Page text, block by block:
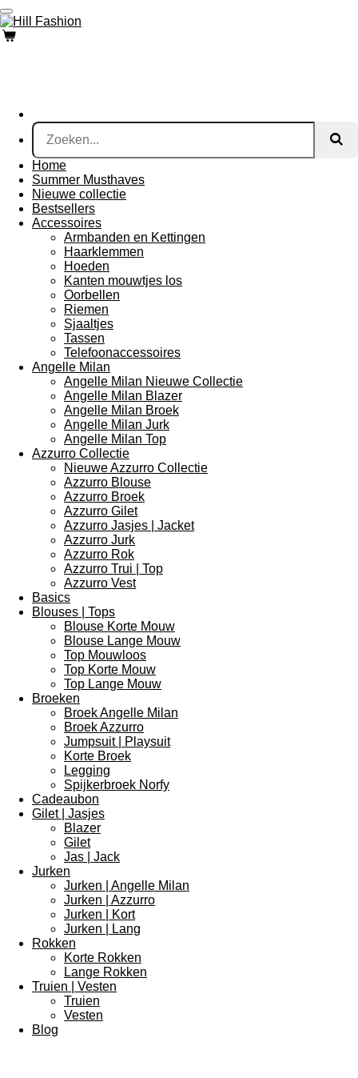
Ga
direct
naar
Home
Summer Musthaves
Nieuwe collectie
Bestsellers
Accessoires
Armbanden en Kettingen
Haarklemmen
Hoeden
Kanten mouwtjes los
Oorbellen
Riemen
Sjaaltjes
Tassen
Telefoonaccessoires
Angelle Milan
Angelle Milan Nieuwe Collectie
Angelle Milan Blazer
Angelle Milan Broek
Angelle Milan Jurk
Angelle Milan Top
Azzurro Collectie
Nieuwe Azzurro Collectie
Azzurro Blouse
Azzurro Broek
Azzurro Gilet
Azzurro Jasjes | Jacket
Azzurro Jurk
Azzurro Rok
Azzurro Trui | Top
Azzurro Vest
Basics
Blouses | Tops
Blouse Korte Mouw
Blouse Lange Mouw
Top Mouwloos
Top Korte Mouw
Top Lange Mouw
Broeken
Broek Angelle Milan
Broek Azzurro
Jumpsuit | Playsuit
Korte Broek
Legging
Spijkerbroek Norfy
Cadeaubon
Gilet | Jasjes
Blazer
Gilet
Jas | Jack
Jurken
Jurken | Angelle Milan
Jurken | Azzurro
Jurken | Kort
Jurken | Lang
Rokken
Korte Rokken
Lange Rokken
Truien | Vesten
Truien
Vesten
Blog